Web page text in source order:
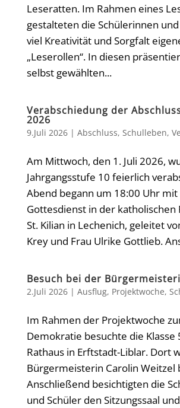
Leseratten. Im Rahmen eines
gestalteten die Schülerinnen
viel Kreativität und Sorgfalt
„Leserollen“. In diesen
selbst gewählten...
Verabschiedung der
2026
9.Juli 2026| Abschluss, Schulleben,
Am Mittwoch, den 1. Juli 2026,
Jahrgangsstufe 10 feierlich
Abend begann um 18:00 Uhr
Gottesdienst in der katholischen
St. Kilian in Lechenich, geleitet
Krey und Frau Ulrike Gottlieb.
Besuch bei der
2.Juli 2026| Ausflug, Projektwoche,
Im Rahmen der Projektwoche
Demokratie besuchte die Klasse
Rathaus in Erftstadt-Liblar. Dort
Bürgermeisterin Carolin Weitzel
Anschließend besichtigten die
und Schüler den Sitzungssaal